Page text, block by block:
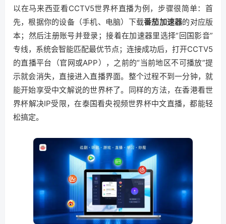
以在马来西亚看CCTV5世界杯直播为例，步骤很简单：首
先，根据你的设备（手机、电脑）下载番茄加速器的对应版
本；然后注册账号并登录；接着在加速器里选择“回国影音”
专线，系统会智能匹配最优节点；连接成功后，打开CCTV5
的直播平台（官网或APP），之前的“当前地区不可播放”提
示就会消失，直接进入直播界面。整个过程不到一分钟，就
能开始享受中文解说的世界杯了。同样的方法，在香港看世
界杯解决IP受限，在泰国看央视频世界杯中文直播，都能轻
松搞定。